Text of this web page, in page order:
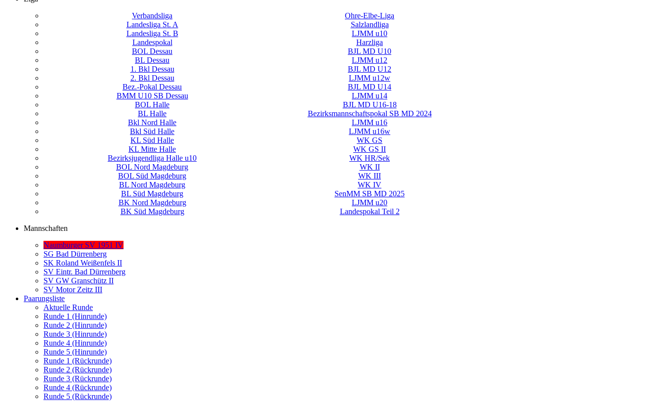
Verbandsliga
Ohre-Elbe-Liga
Landesliga St. A
Salzlandliga
Landesliga St. B
LJMM u10
Landespokal
Harzliga
BOL Dessau
BJL MD U10
BL Dessau
LJMM u12
1. Bkl Dessau
BJL MD U12
2. Bkl Dessau
LJMM u12w
Bez.-Pokal Dessau
BJL MD U14
BMM U10 SB Dessau
LJMM u14
BOL Halle
BJL MD U16-18
BL Halle
Bezirksmannschaftspokal SB MD 2024
Bkl Nord Halle
LJMM u16
Bkl Süd Halle
LJMM u16w
KL Süd Halle
WK GS
KL Mitte Halle
WK GS II
Bezirksjugendliga Halle u10
WK HR/Sek
BOL Nord Magdeburg
WK II
BOL Süd Magdeburg
WK III
BL Nord Magdeburg
WK IV
BL Süd Magdeburg
SenMM SB MD 2025
BK Nord Magdeburg
LJMM u20
BK Süd Magdeburg
Landespokal Teil 2
Mannschaften
Naumburger SV 1951 IV
SG Bad Dürrenberg
SK Roland Weißenfels II
SV Eintr. Bad Dürrenberg
SV GW Granschütz II
SV Motor Zeitz III
Paarungsliste
Aktuelle Runde
Runde 1 (Hinrunde)
Runde 2 (Hinrunde)
Runde 3 (Hinrunde)
Runde 4 (Hinrunde)
Runde 5 (Hinrunde)
Runde 1 (Rückrunde)
Runde 2 (Rückrunde)
Runde 3 (Rückrunde)
Runde 4 (Rückrunde)
Runde 5 (Rückrunde)